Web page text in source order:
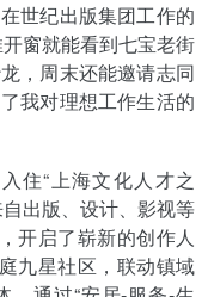
世纪出版集团工作的
窗就能看到七宝老街
，周末还能邀请志同
我对理想工作生活的
住“上海文化人才之
出版、设计、影视等
开启了崭新的创作人
九星社区，联动镇域